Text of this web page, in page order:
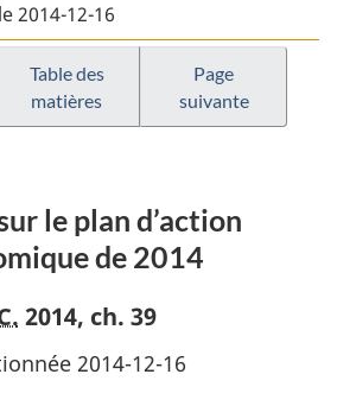
:
Loi
no
2
sur
d’action
économique
de
2014
complet
:
Loi
o
2
plan
d’action
économique
de
2014-12-16
Table des
matières
Page
suivante
le plan d’action
de 2014
2014, ch. 39
2014-12-16